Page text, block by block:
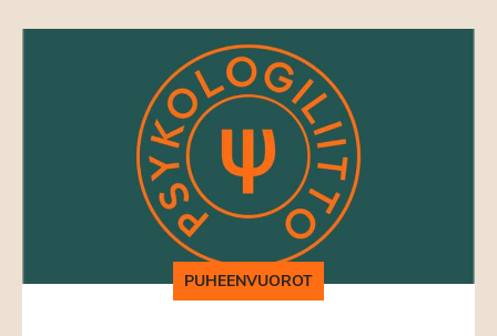
PUHEENVUOROT